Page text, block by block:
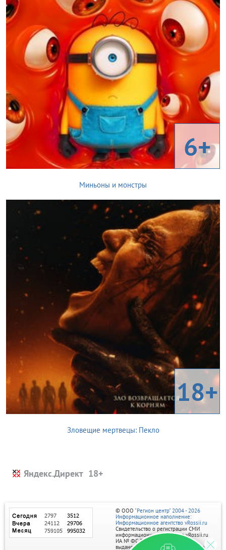
6+
Миньоны и монстры
18+
Зловещие мертвецы: Пекло
Яндекс.Директ
© ООО "Регион центр" 2004 - 2026
Информационное наполнение:
Информационное агентство vRossii.ru
Свидетельство о регистрации СМИ
информационного агентства vRossii.ru
ИА № ФС 77‑35502
выдано РОСКОМНАДЗОРом 04 марта